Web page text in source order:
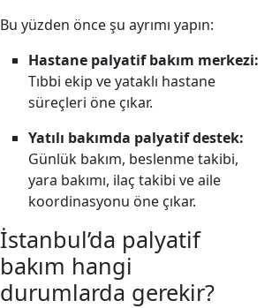
Bu yüzden önce şu ayrımı yapın:
Hastane palyatif bakım merkezi:
Tıbbi ekip ve yataklı hastane
süreçleri öne çıkar.
Yatılı bakımda palyatif destek:
Günlük bakım, beslenme takibi,
yara bakımı, ilaç takibi ve aile
koordinasyonu öne çıkar.
İstanbul’da palyatif
bakım hangi
durumlarda gerekir?